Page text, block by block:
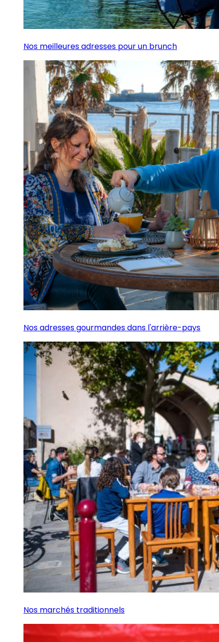
Nos meilleures adresses pour un brunch
Nos adresses gourmandes dans l'arrière-pays
Nos marchés traditionnels